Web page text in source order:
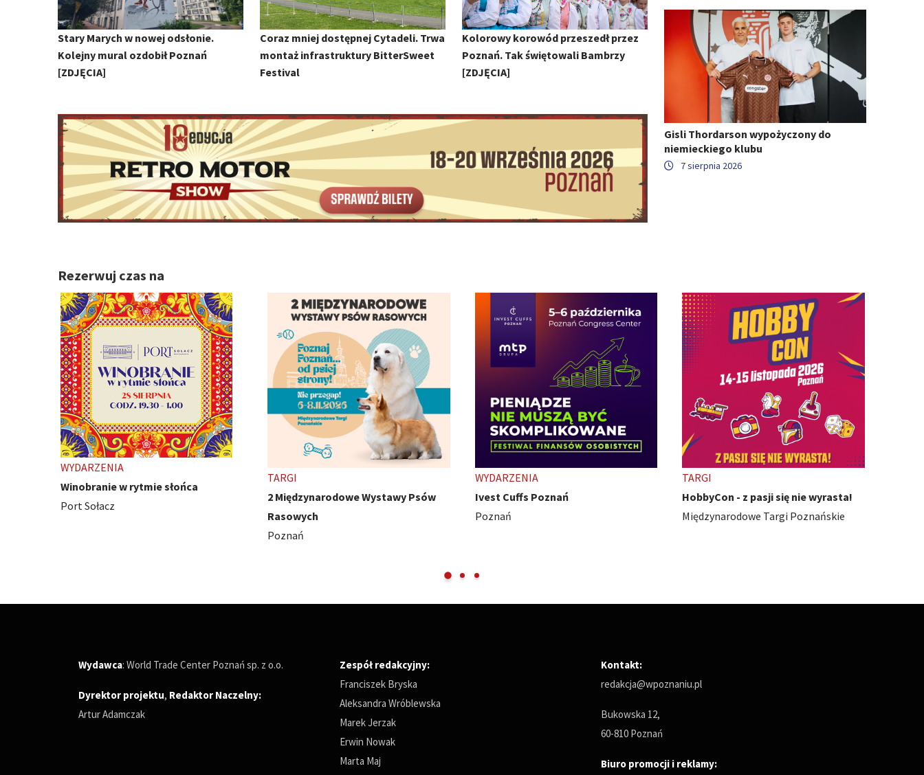
Stary Marych w nowej odsłonie.
Kolejny mural ozdobił Poznań
[ZDJĘCIA]
Coraz mniej dostępnej Cytadeli. Trwa
montaż infrastruktury BitterSweet
Festival
Kolorowy korowód przeszedł przez
Poznań. Tak świętowali Bambrzy
[ZDJĘCIA]
Gisli Thordarson wypożyczony do
niemieckiego klubu
7 sierpnia 2026
Rezerwuj czas na
2 Międzynarodowe Wystawy Psów
WYDARZENIA
Ivest Cuffs Poznań
Poznań
TARGI
HobbyCon - z pasji się nie wyrasta!
Międzynarodowe Targi Poznańskie
TARGI
Smaki Regionów 2026
Międzynarodowe Targi Poznańskie
Wydawca: World Trade Center Poznań sp. z o.o.
Dyrektor projektu, Redaktor Naczelny:
Artur Adamczak
Zespół redakcyjny:
Franciszek Bryska
Aleksandra Wróblewska
Marek Jerzak
Erwin Nowak
Marta Maj
Kontakt:
redakcja@wpoznaniu.pl
Bukowska 12,
60-810 Poznań
Biuro promocji i reklamy: